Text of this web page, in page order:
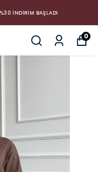
İNDİRİM BAŞLADI
0